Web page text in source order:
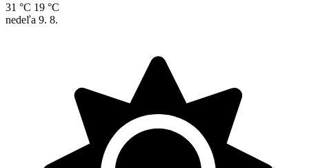
31 °C 19 °C
nedeľa 9. 8.